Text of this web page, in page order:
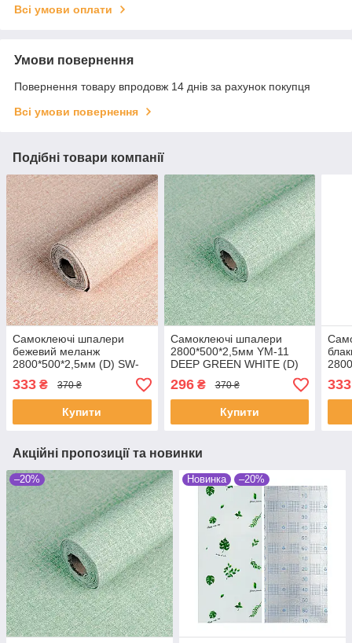
Всі умови оплати
Умови повернення
Повернення товару впродовж 14 днів за рахунок покупця
Всі умови повернення
Подібні товари компанії
Самоклеючі шпалери
бежевий меланж
2800*500*2,5мм (D) SW-
00002018
333 ₴ 370 ₴
Купити
Самоклеючі шпалери
2800*500*2,5мм YM-11
DEEP GREEN WHITE (D)
SW-00002019
296₴ 370 ₴
Купити
333
Акційні пропозиції та новинки
–20% Новинка –20%